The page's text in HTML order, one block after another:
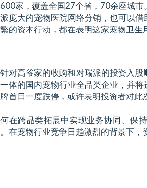
家，覆盖全国27个省，70余座城
庞大的宠物医院网络分销，也可以
的资本行动，都在表明这家宠物卫生
对高爷家的收购和对瑞派的投资入
体的国内宠物行业全品类企业，并
首日一度跌停，或许表明投资者对
在跨品类拓展中实现业务协同、保
在宠物行业竞争日趋激烈的背景下